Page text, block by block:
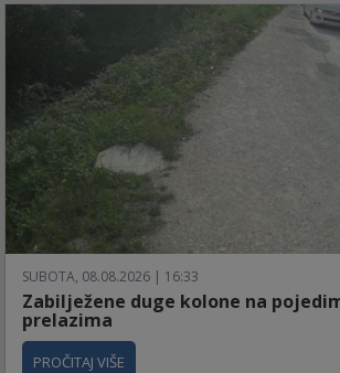
SUBOTA, 08.08.2026 | 16:33
Zabilježene duge kolone na
prelazima
PROČITAJ VIŠE